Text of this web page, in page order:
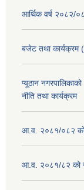
आर्थिक वर्ष २०८२/
बजेट तथा
प्यूठान
नीति तथा कार्यक्रम
आ.व. २०८१/०८२ को
आ.व. २०८१/८२ को